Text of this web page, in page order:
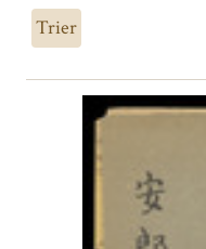
Trier